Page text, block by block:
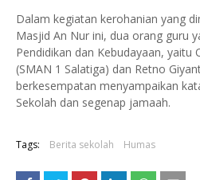
Dalam kegiatan kerohanian yang
Masjid An Nur ini, dua orang guru
Pendidikan dan Kebudayaan, yaitu
(SMAN 1 Salatiga) dan Retno
berkesempatan menyampaikan
Sekolah dan segenap jamaah.
Tags: Berita sekolah Humas